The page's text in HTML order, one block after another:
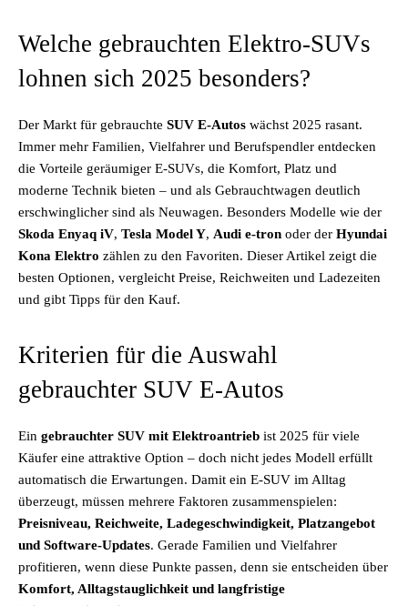
Welche gebrauchten Elektro-SUVs
lohnen sich 2025 besonders?
Der Markt für gebrauchte SUV E-Autos wächst 2025 rasant.
Immer mehr Familien, Vielfahrer und Berufspendler entdecken
die Vorteile geräumiger E-SUVs, die Komfort, Platz und
moderne Technik bieten – und als Gebrauchtwagen deutlich
erschwinglicher sind als Neuwagen. Besonders Modelle wie der
Skoda Enyaq iV, Tesla Model Y, Audi e-tron oder der Hyundai
Kona Elektro zählen zu den Favoriten. Dieser Artikel zeigt die
besten Optionen, vergleicht Preise, Reichweiten und Ladezeiten
und gibt Tipps für den Kauf.
Kriterien für die Auswahl
gebrauchter SUV E-Autos
Ein gebrauchter SUV mit Elektroantrieb ist 2025 für viele
Käufer eine attraktive Option – doch nicht jedes Modell erfüllt
automatisch die Erwartungen. Damit ein E-SUV im Alltag
überzeugt, müssen mehrere Faktoren zusammenspielen:
Preisniveau, Reichweite, Ladegeschwindigkeit, Platzangebot
und Software-Updates. Gerade Familien und Vielfahrer
profitieren, wenn diese Punkte passen, denn sie entscheiden über
Komfort, Alltagstauglichkeit und langfristige